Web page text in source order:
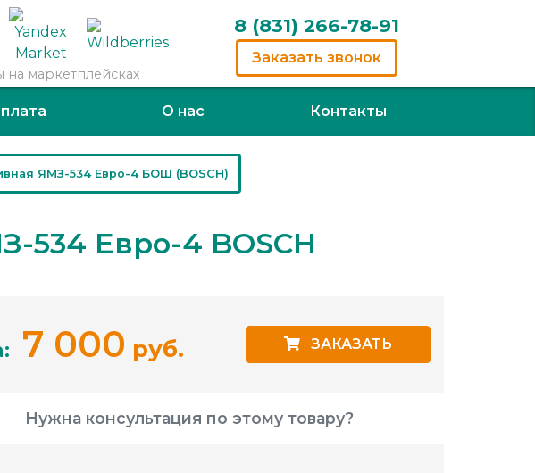
на маркетплейсках
8 (831) 266-78-91
Заказать звонок
О нас Контакты
ЯМЗ-534 Евро-4 БОШ (BOSCH)
534 Евро-4 BOSCH
7 000 руб. ЗАКАЗАТЬ
Нужна консультация по этому товару?